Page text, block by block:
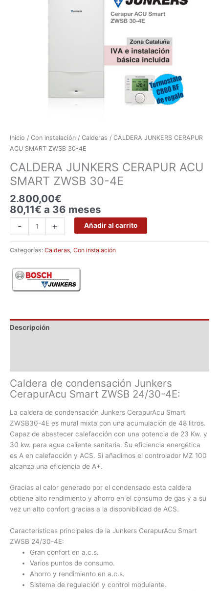
Inicio / Con instalación / Calderas / CALDERA JUNKERS CERAPUR
ACU SMART ZWSB 30-4E
CALDERA JUNKERS CERAPUR ACU
SMART ZWSB 30-4E
2.800,00€
80,11€ a 36 meses
- + Añadir al carrito
Categorías: Calderas, Con instalación
Descripción
Caldera de condensación Junkers
CerapurAcu Smart ZWSB 24/30-4E:
La caldera de condensación Junkers CerapurAcu Smart
ZWSB30-4E es mural mixta con una acumulación de 48 litros.
Capaz de abastecer calefacción con una potencia de 23 Kw. y
30 kw. para agua caliente sanitaria. Su eficiencia energética
es A en calefacción y ACS. Si añadimos el controlador MZ 100
alcanza una eficiencia de A+.
Gracias al calor generado por el condensado esta caldera
obtiene alto rendimiento y ahorro en el consumo de gas y a su
vez un alto confort gracias a la disponibilidad de ACS.
Características principales de la Junkers CerapurAcu Smart
ZWSB 24/30-4E:
Gran confort en a.c.s.
Varios puntos de consumo.
Ahorro y rendimiento en a.c.s.
Sistema de regulación y control modulante.